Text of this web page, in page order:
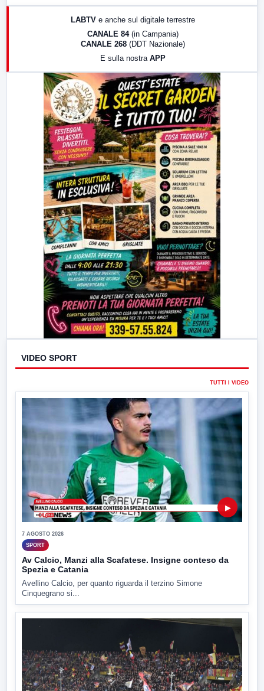
LabNews (replica)
LABTV e anche sul digitale terrestre
CANALE 84 (in Campania)
CANALE 268 (DDT Nazionale)
E sulla nostra APP
VIDEO SPORT
TUTTI I VIDEO
▶
7 AGOSTO 2026
SPORT
Av Calcio, Manzi alla Scafatese. Insigne conteso da
Spezia e Catania
Avellino Calcio, per quanto riguarda il terzino Simone
Cinquegrano si...